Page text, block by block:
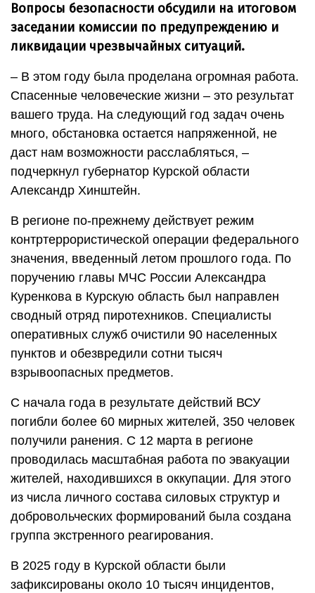
Вопросы безопасности обсудили на итоговом
заседании комиссии по предупреждению и
ликвидации чрезвычайных ситуаций.
– В этом году была проделана огромная работа.
Спасенные человеческие жизни – это результат
вашего труда. На следующий год задач очень
много, обстановка остается напряженной, не
даст нам возможности расслабляться, –
подчеркнул губернатор Курской области
Александр Хинштейн.
В регионе по-прежнему действует режим
контртеррористической операции федерального
значения, введенный летом прошлого года. По
поручению главы МЧС России Александра
Куренкова в Курскую область был направлен
сводный отряд пиротехников. Специалисты
оперативных служб очистили 90 населенных
пунктов и обезвредили сотни тысяч
взрывоопасных предметов.
С начала года в результате действий ВСУ
погибли более 60 мирных жителей, 350 человек
получили ранения. С 12 марта в регионе
проводилась масштабная работа по эвакуации
жителей, находившихся в оккупации. Для этого
из числа личного состава силовых структур и
добровольческих формирований была создана
группа экстренного реагирования.
В 2025 году в Курской области были
зафиксированы около 10 тысяч инцидентов,